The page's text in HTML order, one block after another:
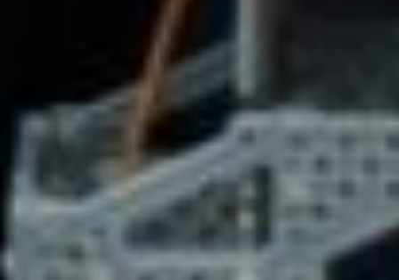
Участие в таком конкурсе — отличная
возможность для общения
с профессионалами в области инженерии
и транспорта, что может оказать
положительное влияние на выбор будущей
профессии. Кроме того, работа
над проектами помогает детям
и подросткам развивать критическое
мышление, креативность и навыки